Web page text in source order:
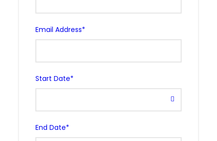
Email Address*
Start Date*
End Date*